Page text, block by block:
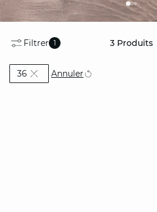
Filtrer 1 3 Produits
36 Actuellement affiné par Taille: 36
Annuler